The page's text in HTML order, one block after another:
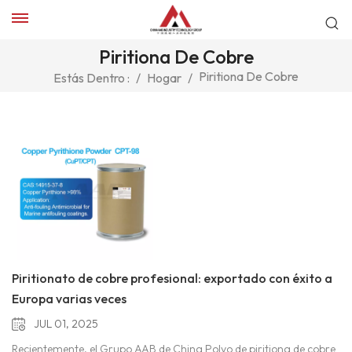
Piritiona De Cobre
Estás Dentro : / Hogar / Piritiona De Cobre
Piritionato de cobre profesional: exportado con éxito a
Europa varias veces
JUL 01, 2025
Recientemente, el Grupo AAB de China Polvo de piritiona de cobre